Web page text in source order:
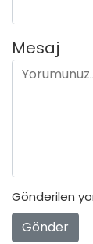
Mesaj
Gönderilen
Gönder